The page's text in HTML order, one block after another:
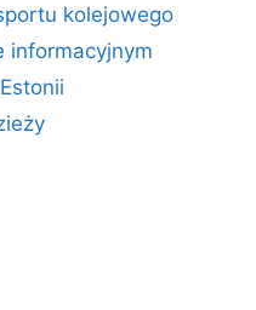
kolejowego
informacyjnym